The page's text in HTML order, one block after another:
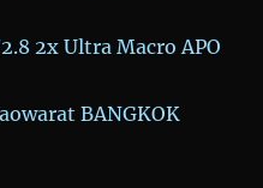
2x Ultra Macro APO
BANGKOK